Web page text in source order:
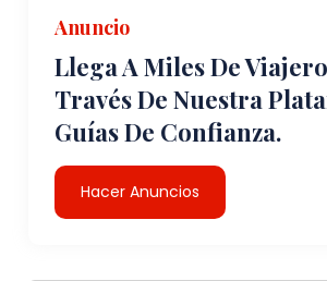
Anuncio
Llega A Miles De
Través De Nuestra
Guías De Confianza.
Hacer Anuncios